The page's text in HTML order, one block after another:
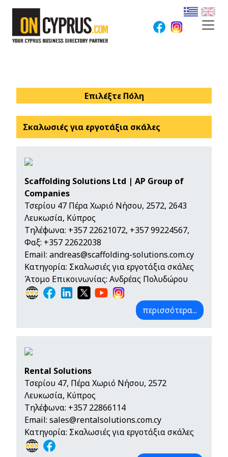
Επιλέξτε Πόλη
Σκαλωσιές για εργοτάξια σκάλες
Scaffolding Solutions Ltd | AP Group of
Companies
Τσερίου 47 Πέρα Χωριό Νήσου, 2572, 2643
Λευκωσία, Κύπρος
Τηλέφωνα: +357 22621072, +357 99224567,
Φαξ: +357 22622038
Email: andreas@scaffolding-solutions.com.cy
Κατηγορία: Σκαλωσιές για εργοτάξια σκάλες
Άτομο Επικοινωνίας: Ανδρέας Πολυδώρου
περισσότερα...
Rental Solutions
Τσερίου 47, Πέρα Χωριό Νήσου, 2572
Λευκωσία, Κύπρος
Τηλέφωνα: +357 22866114
Email: sales@rentalsolutions.com.cy
Κατηγορία: Σκαλωσιές για εργοτάξια σκάλες